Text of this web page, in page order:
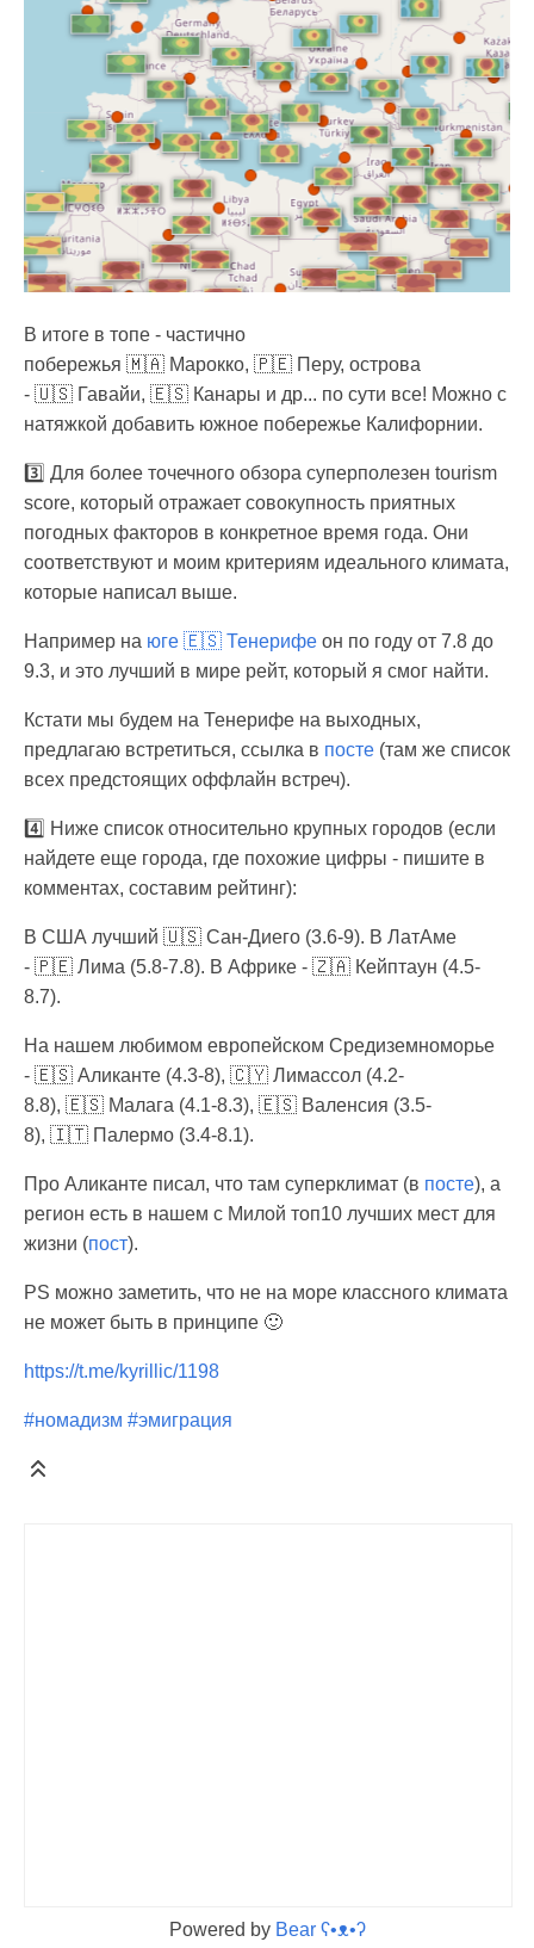
В итоге в топе - частично
побережья 🇲🇦 Марокко, 🇵🇪 Перу, острова
- 🇺🇸 Гавайи, 🇪🇸 Канары и др... по сути все! Можно с
натяжкой добавить южное побережье Калифорнии.
3️⃣ Для более точечного обзора суперполезен tourism
score, который отражает совокупность приятных
погодных факторов в конкретное время года. Они
соответствуют и моим критериям идеального климата,
которые написал выше.
Например на юге 🇪🇸 Тенерифе он по году от 7.8 до
9.3, и это лучший в мире рейт, который я смог найти.
Кстати мы будем на Тенерифе на выходных,
предлагаю встретиться, ссылка в посте (там же список
всех предстоящих оффлайн встреч).
4️⃣ Ниже список относительно крупных городов (если
найдете еще города, где похожие цифры - пишите в
комментах, составим рейтинг):
В США лучший 🇺🇸 Сан-Диего (3.6-9). В ЛатАме
- 🇵🇪 Лима (5.8-7.8). В Африке - 🇿🇦 Кейптаун (4.5-
8.7).
На нашем любимом европейском Средиземноморье
- 🇪🇸 Аликанте (4.3-8), 🇨🇾 Лимассол (4.2-
8.8), 🇪🇸 Малага (4.1-8.3), 🇪🇸 Валенсия (3.5-
8), 🇮🇹 Палермо (3.4-8.1).
Про Аликанте писал, что там суперклимат (в посте), а
регион есть в нашем с Милой топ10 лучших мест для
жизни (пост).
PS можно заметить, что не на море классного климата
не может быть в принципе 🙂
https://t.me/kyrillic/1198
#номадизм #эмиграция
Powered by Bear ʕ•ᴥ•ʔ